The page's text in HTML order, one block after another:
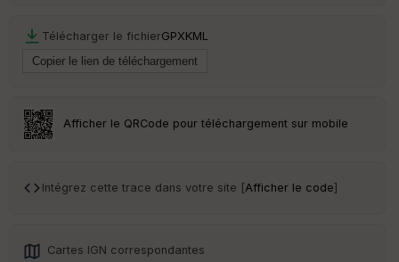
Télécharger le fichierGPXKML
Afficher le QRCode pour téléchargement sur mobile
Intégrez cette trace dans votre site [Afficher le code]
Cartes IGN correspondantes